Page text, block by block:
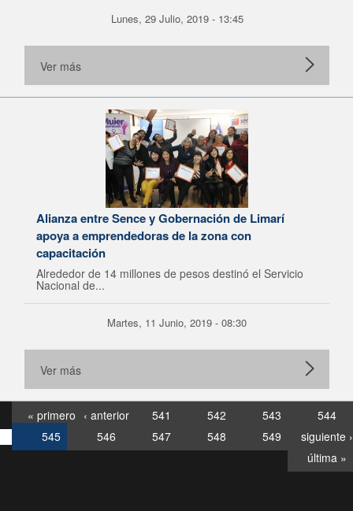
Lunes, 29 Julio, 2019 - 13:45
Ver más
Alianza entre Sence y Gobernación de Limarí
apoya a emprendedoras de la zona con
capacitación
Alrededor de 14 millones de pesos destinó el Servicio
Nacional de...
Martes, 11 Junio, 2019 - 08:30
Ver más
« primero ‹ anterior 541 542 543
544
545
546 547 548 549
siguiente ›
última »